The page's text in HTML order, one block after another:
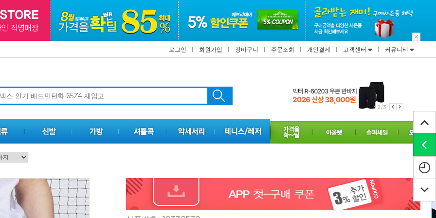
로그인 회원가입 장바구니 주문조회 개인결제 고객센터 커뮤니티
2/3